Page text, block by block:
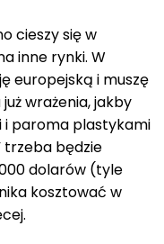
cieszy się w
inne rynki. W
europejską i muszę
wrażenia, jakby
i paroma plastykami
trzeba będzie
dolarów (tyle
kosztować w